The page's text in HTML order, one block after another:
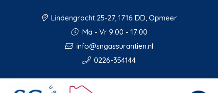
Lindengracht 25-27, 1716 DD, Opmeer
Ma - Vr 9:00 - 17:00
info@sngassurantien.nl
0226-354144